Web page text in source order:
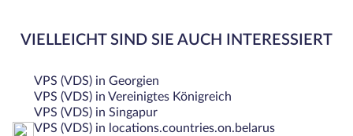
VIELLEICHT SIND SIE AUCH INTERESSIERT
VPS (VDS) in Georgien
VPS (VDS) in Vereinigtes Königreich
VPS (VDS) in Singapur
VPS (VDS) in locations.countries.on.belarus